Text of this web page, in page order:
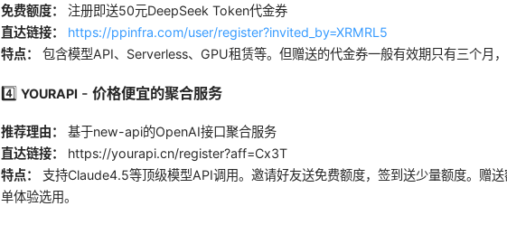
免费额度：
注册即送50元DeepSeek Token代金券
直达链接：
https://ppinfra.com/user/register?invited_by=XRMRL5
特点：
包含模型API、Serverless、GPU租赁等。但赠送的代金券一般有效期只有三个月
4️⃣YOURAPI - 价格便宜的聚合服务
推荐理由：
基于new-api的OpenAI接口聚合服务
直达链接：
https://yourapi.cn/register?aff=Cx3T
特点：
支持Claude4.5等顶级模型API调用。邀请好友送免费额度，签到送少量额度。赠
单体验选用。